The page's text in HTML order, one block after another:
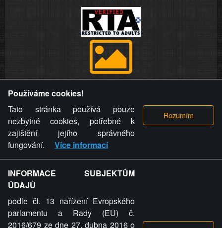
videa a komentáře. Osoba, které se toto opatření provozovatele
stránky týče, ani osoba, která umístila fotografii nebo video na
stránku, nemůže z důvodu odstranění fotografie, videa nebo
komentáře pro výše uvedenou okolnost uplatnit vůči
provozovateli stránky žádný nárok na náhradu škody nebo
nemajetkové újmy.
ZVRÁCENÝ.CZ - Svět není zvrácenej. To jen
ty lidi...
Používáme cookies!
Tato stránka používá pouze
nezbytné cookies, potřebné k
zajištění jejího správného
fungování.
Více informací
INFORMACE SUBJEKTŮM
ÚDAJŮ
podle čl. 13 nařízení Evropského
parlamentu a Rady (EU) č.
2016/679 ze dne 27. dubna 2016 o